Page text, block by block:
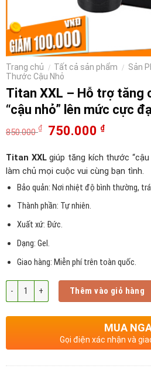
Trang chủ / Tất cả sản phẩm / Sản
Thước Cậu Nhỏ
Titan XXL – Hỗ trợ tăng
“cậu nhỏ” lên mức cực
850.000₫ 750.000 ₫
Titan XXLgiúp tăng kích thước
làm chủ mọi cuộc vui cùng bạn tình.
Bảo quản: Nơi nhiệt độ bình thường,
Thành phần: Tự nhiên.
Xuất xứ: Đức.
Dạng: Gel.
Giao hàng: Miễn phí trên toàn quốc.
Số lượng Thêm vào giỏ hàng
MUA
Gọi điện xác nhận và